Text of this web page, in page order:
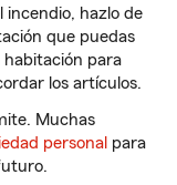
incendio, hazlo de
que puedas
habitación para
los artículos.
Muchas
personal para